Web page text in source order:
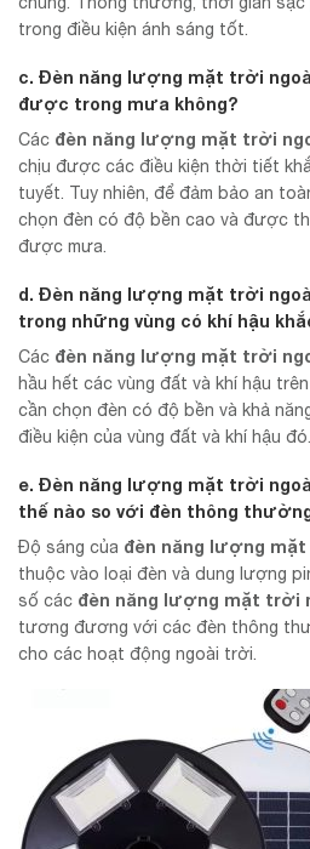
trong điều kiện ánh sáng tốt.
c. Đèn năng lượng mặt trời
được trong mưa không?
Các đèn năng lượng mặt trời
chịu được các điều kiện thời tiết
tuyết. Tuy nhiên, để đảm bảo an
chọn đèn có độ bền cao và được
được mưa.
d. Đèn năng lượng mặt trời
trong những vùng có khí hậu
Các đèn năng lượng mặt trời
hầu hết các vùng đất và khí hậu
cần chọn đèn có độ bền và khả
điều kiện của vùng đất và khí hậu đó.
e. Đèn năng lượng mặt trời
thế nào so với đèn thông
Độ sáng của đèn năng lượng
thuộc vào loại đèn và dung lượng
số các đèn năng lượng mặt trời
tương đương với các đèn thông
cho các hoạt động ngoài trời.